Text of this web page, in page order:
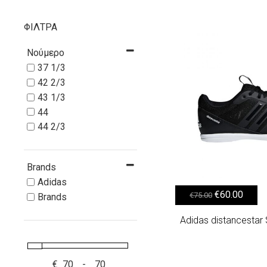
ΦΙΛΤΡΑ
Νούμερο
37 1/3
42 2/3
43 1/3
44
44 2/3
Brands
Adidas
Brands
€ -
€75.00 Original price was: €75.00.
€60.00Η τρέχουσα τιμή
Adidas distancestar